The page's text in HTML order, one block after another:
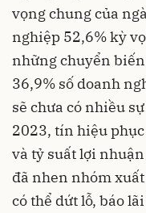
vọng chung của
nghiệp 52,6% kỳ
những chuyển
36,9% số doanh
sẽ chưa có nhiều
2023, tín hiệu
và tỷ suất lợi
đã nhen nhóm
có thể dứt lỗ, báo